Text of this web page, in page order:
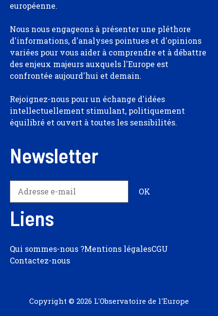
européenne.
Nous nous engageons à présenter une pléthore
d'informations, d'analyses pointues et d'opinions
variées pour vous aider à comprendre et à débattre
des enjeux majeurs auxquels l'Europe est
confrontée aujourd'hui et demain.
Rejoignez-nous pour un échange d'idées
intellectuellement stimulant, politiquement
équilibré et ouvert à toutes les sensibilités.
Newsletter
Liens
Qui sommes-nous ?Mentions légalesCGU
Contactez-nous
Copyright © 2026 L'Observatoire de l'Europe